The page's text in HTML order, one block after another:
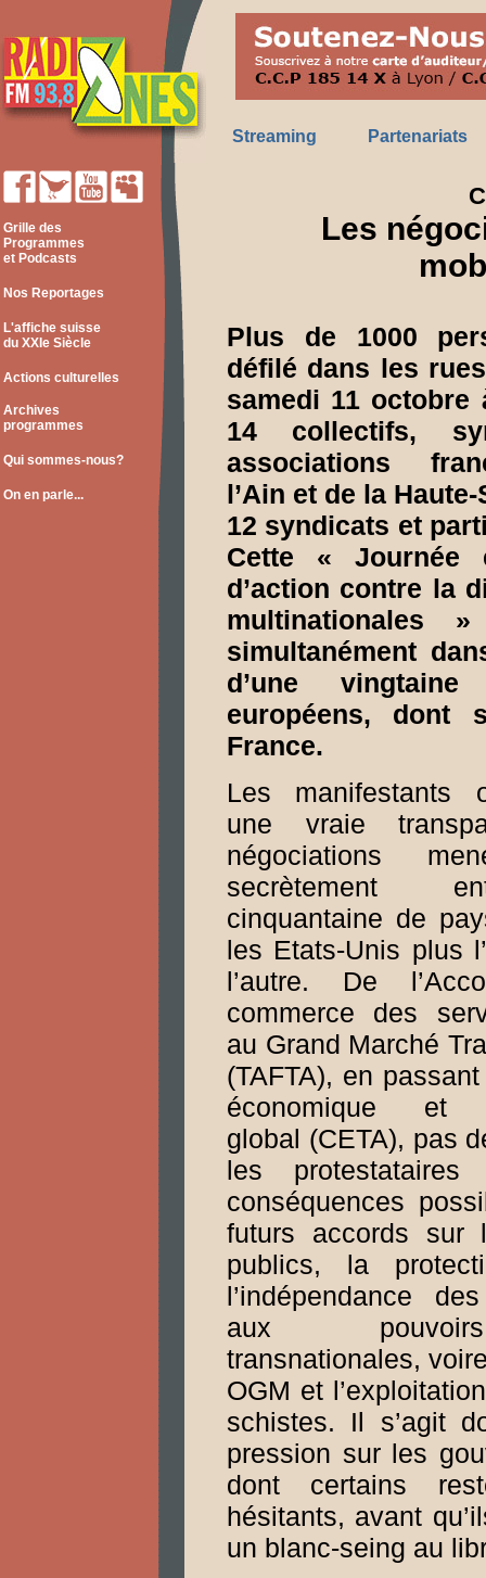
Streaming Partenariats
Grille des
Programmes
et Podcasts
Nos Reportages
L'affiche suisse
du XXIe Siècle
Actions culturelles
Archives
programmes
Qui sommes-nous?
On en parle...
Les
Plus de 1000
défilé dans les
samedi 11 octobre
14 collectifs,
associations
l’Ain et de la
12 syndicats et
Cette « Journée
d’action contre la
multinationales
simultanément
d’une
européens, dont
France.
Les manifestants
une vraie
négociations
secrètement
cinquantaine de
les Etats-Unis plus
l’autre. De
commerce des
au Grand Marché
(TAFTA), en
économique et
global (CETA), pas
les
conséquences
futurs accords sur
publics, la
l’indépendance
aux
transnationales,
OGM et
schistes. Il s’agit
pression sur les
dont certains
hésitants, avant
un blanc-seing au